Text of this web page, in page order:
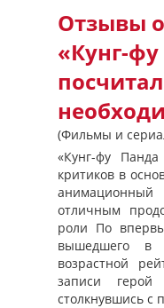
Отзывы
«Кунг-
(Фильмы и
«Кунг-фу
критиков в
отличным
роли По
вышедшего в
возрастной
записи
столкнувшись с